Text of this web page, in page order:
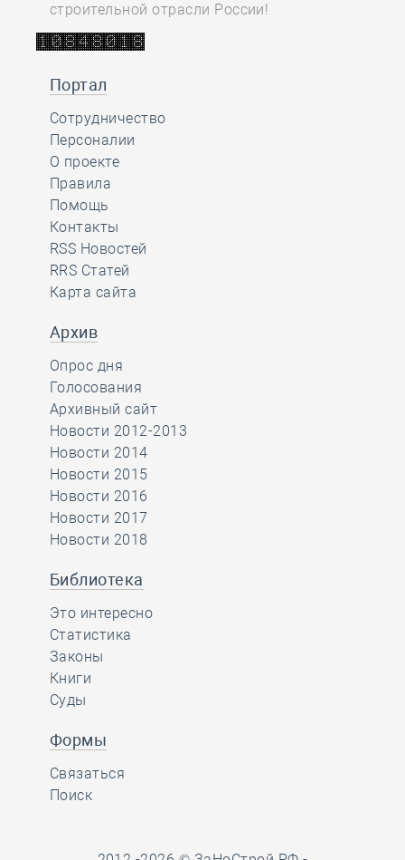
строительной отрасли России!
Портал
Сотрудничество
Персоналии
О проекте
Правила
Помощь
Контакты
RSS Новостей
RRS Статей
Карта сайта
Архив
Опрос дня
Голосования
Архивный сайт
Новости 2012-2013
Новости 2014
Новости 2015
Новости 2016
Новости 2017
Новости 2018
Библиотека
Это интересно
Статистика
Законы
Книги
Суды
Формы
Связаться
Поиск